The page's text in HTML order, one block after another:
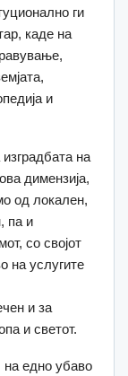
ги
каде на
и
на
димензија,
од локален,
па и
со својот
на услугите
и за
и светот.
едно убаво